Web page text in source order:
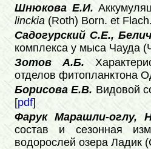
Шнюкова Е.И.
linckia (Roth) Born. et
Садогурский С.Е.,
комплекса у мыса Чауда
Зотов А.Б.
отделов фитопланктона
Борисова Е.В. Видовой
[pdf]
Фарук Марашли-
состав и сезонная
водорослей озера Ладик